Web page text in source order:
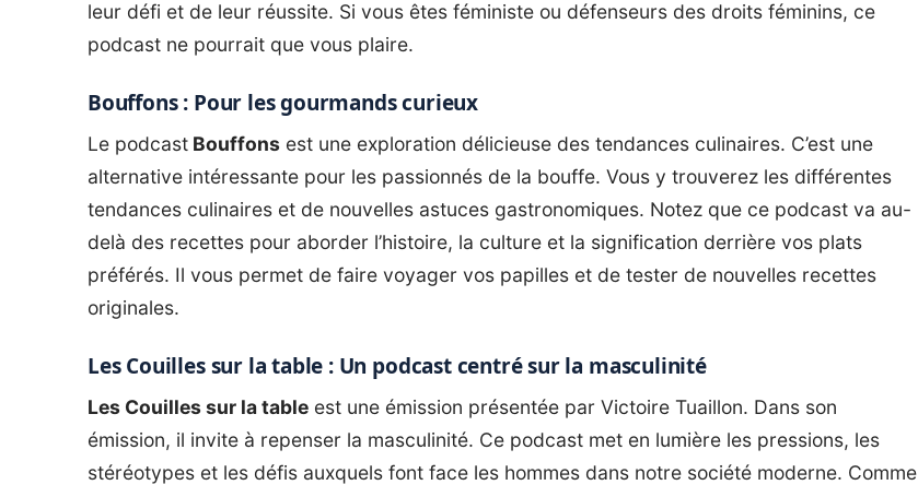
leur défi et de leur réussite. Si vous êtes féministe ou défenseurs des droits féminins, ce
podcast ne pourrait que vous plaire.
Bouffons : Pour les gourmands curieux
Le podcast Bouffons est une exploration délicieuse des tendances culinaires. C’est une
alternative intéressante pour les passionnés de la bouffe. Vous y trouverez les différentes
tendances culinaires et de nouvelles astuces gastronomiques. Notez que ce podcast va au-
delà des recettes pour aborder l’histoire, la culture et la signification derrière vos plats
préférés. Il vous permet de faire voyager vos papilles et de tester de nouvelles recettes
originales.
Les Couilles sur la table : Un podcast centré sur la masculinité
Les Couilles sur la table est une émission présentée par Victoire Tuaillon. Dans son
émission, il invite à repenser la masculinité. Ce podcast met en lumière les pressions, les
stéréotypes et les défis auxquels font face les hommes dans notre société moderne. Comme